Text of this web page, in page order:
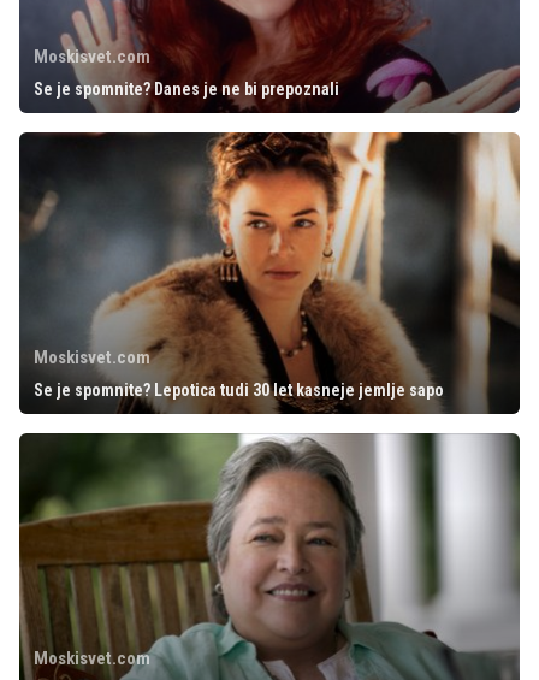
Moskisvet.com
Se je spomnite? Danes je ne bi prepoznali
Moskisvet.com
Se je spomnite? Lepotica tudi 30 let kasneje jemlje sapo
Moskisvet.com